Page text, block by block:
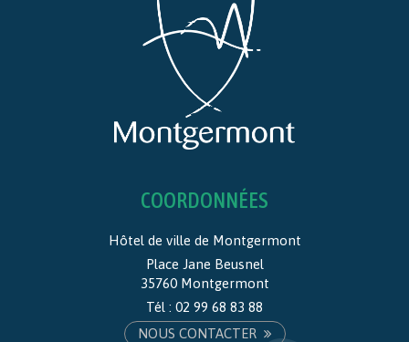
COORDONNÉES
Hôtel de ville de Montgermont
Place Jane Beusnel
35760 Montgermont
Tél : 02 99 68 83 88
NOUS CONTACTER